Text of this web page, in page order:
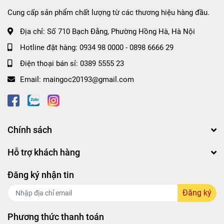
Cung cấp sản phẩm chất lượng từ các thương hiệu hàng đầu.
Địa chỉ: Số 710 Bạch Đằng, Phường Hồng Hà, Hà Nội
Hotline đặt hàng: 0934 98 0000 - 0898 6666 29
Điện thoại bán sỉ: 0389 5555 23
Email: maingoc20193@gmail.com
Chính sách
Hỗ trợ khách hàng
Đăng ký nhận tin
Đăng ký
Phương thức thanh toán